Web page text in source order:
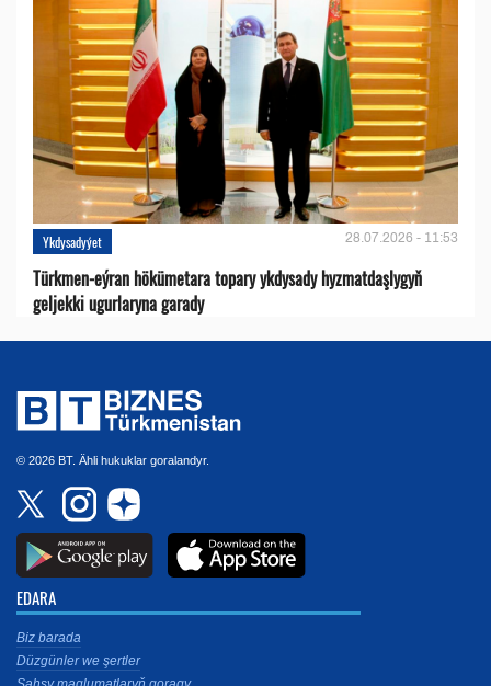
Ykdysadyýet 28.07.2026 - 11:53
Türkmen-eýran hökümetara topary ykdysady hyzmatdaşlygyň
geljekki ugurlaryna garady
© 2026 BT. Ähli hukuklar goralandyr.
EDARA
Biz barada
Düzgünler we şertler